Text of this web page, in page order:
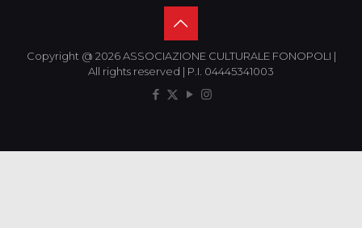
Copyright @ 2026 ASSOCIAZIONE CULTURALE FONOPOLI |
All rights reserved | P.I. 04445341003